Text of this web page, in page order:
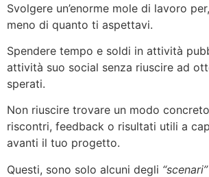
Svolgere un’enorme mole di lavoro
meno di quanto ti aspettavi.
Spendere tempo e soldi in attività
attività suo social senza riuscire ad
sperati.
Non riuscire trovare un modo
riscontri, feedback o risultati utili a
avanti il tuo progetto.
Questi, sono solo alcuni degli “scenari”